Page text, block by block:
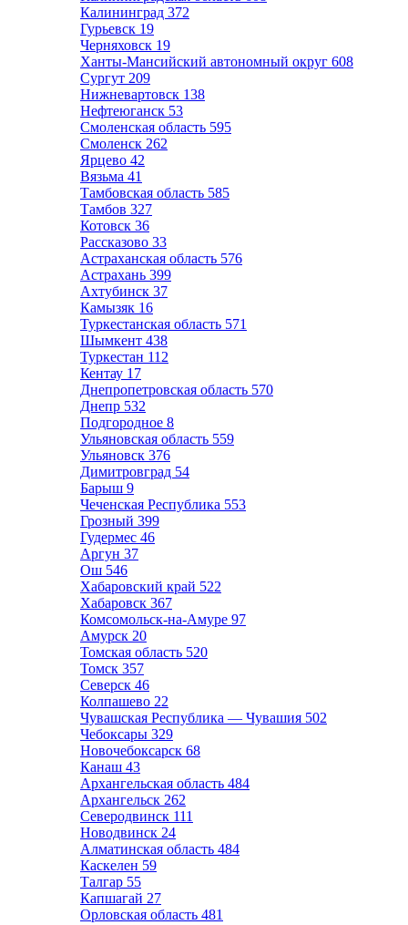
Калининград 372
Гурьевск 19
Черняховск 19
Ханты-Мансийский автономный округ 608
Сургут 209
Нижневартовск 138
Нефтеюганск 53
Смоленская область 595
Смоленск 262
Ярцево 42
Вязьма 41
Тамбовская область 585
Тамбов 327
Котовск 36
Рассказово 33
Астраханская область 576
Астрахань 399
Ахтубинск 37
Камызяк 16
Туркестанская область 571
Шымкент 438
Туркестан 112
Кентау 17
Днепропетровская область 570
Днепр 532
Подгородное 8
Ульяновская область 559
Ульяновск 376
Димитровград 54
Барыш 9
Чеченская Республика 553
Грозный 399
Гудермес 46
Аргун 37
Ош 546
Хабаровский край 522
Хабаровск 367
Комсомольск-на-Амуре 97
Амурск 20
Томская область 520
Томск 357
Северск 46
Колпашево 22
Чувашская Республика — Чувашия 502
Чебоксары 329
Новочебоксарск 68
Канаш 43
Архангельская область 484
Архангельск 262
Северодвинск 111
Новодвинск 24
Алматинская область 484
Каскелен 59
Талгар 55
Капшагай 27
Орловская область 481